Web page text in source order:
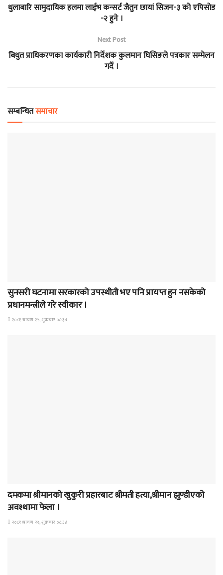
धुलाबारि सामुदायिक हलमा लाईभ कन्सर्ट जैतुन छायां सिजन-३ को एपिसोड
-२ हुने ।
Next Post
बिधुत प्राधिकरणका कार्यकारी निर्देशक कुलमान घिसिङले पत्रकार सम्मेलन
गर्दै ।
सम्बन्धितसमाचार
सुनसरी घटनामा सरकारको उपस्थीती भए पनि प्रायप्त हुन नसकेको
प्रधानमन्त्रीले गरे स्वीकार ।
२०८१ श्रावण २५, शुक्रबार ०८:३४
दमकमा श्रीमानको खुकुरी प्रहारबाट श्रीमती हत्या,श्रीमान झुण्डीएको
अवश्थामा फेला ।
२०८१ श्रावण २५, शुक्रबार ०८:३४